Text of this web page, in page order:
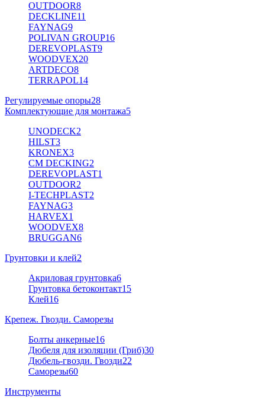
OUTDOOR8
DECKLINE11
FAYNAG9
POLIVAN GROUP16
DEREVOPLAST9
WOODVEX20
ARTDECO8
TERRAPOL14
Регулируемые опоры28
Комплектующие для монтажа5
UNODECK2
HILST3
KRONEX3
CM DECKING2
DEREVOPLAST1
OUTDOOR2
I-TECHPLAST2
FAYNAG3
HARVEX1
WOODVEX8
BRUGGAN6
Грунтовки и клей2
Акриловая грунтовка6
Грунтовка бетоконтакт15
Клей16
Крепеж. Гвозди. Саморезы
Болты анкерные16
Дюбеля для изоляции (Гриб)30
Дюбель-гвозди. Гвозди22
Саморезы60
Инструменты